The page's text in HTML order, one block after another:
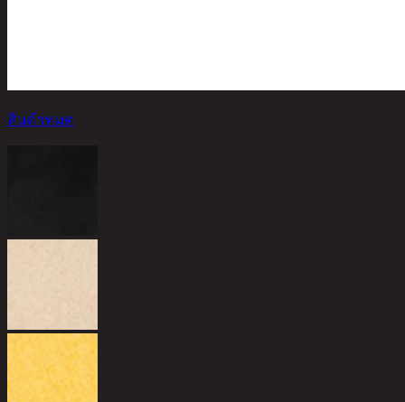
สินค้าหมด